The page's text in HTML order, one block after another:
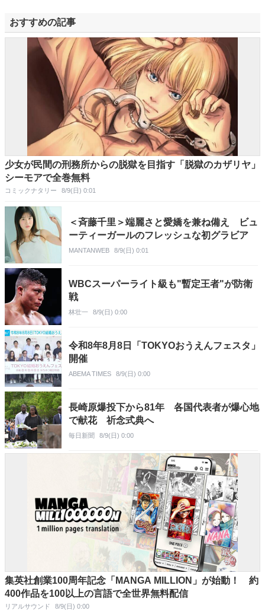
おすすめの記事
少女が民間の刑務所からの脱獄を目指す「脱獄のカザリヤ」
シーモアで全巻無料
コミックナタリー 8/9(日) 0:01
＜斉藤千里＞端麗さと愛嬌を兼ね備え ビュ
ーティーガールのフレッシュな初グラビア
MANTANWEB 8/9(日) 0:01
WBCスーパーライト級も"暫定王者"が防衛
戦
林壮一 8/9(日) 0:00
令和8年8月8日「TOKYOおうえんフェスタ」
開催
ABEMA TIMES 8/9(日) 0:00
長崎原爆投下から81年 各国代表者が爆心地
で献花 祈念式典へ
毎日新聞 8/9(日) 0:00
集英社創業100周年記念「MANGA MILLION」が始動！ 約
400作品を100以上の言語で全世界無料配信
リアルサウンド 8/9(日) 0:00